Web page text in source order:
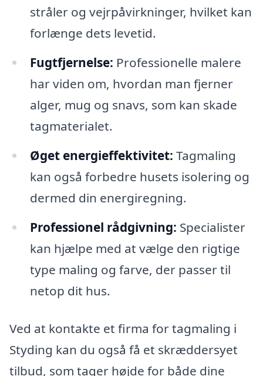
stråler og vejrpåvirkninger, hvilket kan
forlænge dets levetid.
Fugtfjernelse: Professionelle malere
har viden om, hvordan man fjerner
alger, mug og snavs, som kan skade
tagmaterialet.
Øget energieffektivitet: Tagmaling
kan også forbedre husets isolering og
dermed din energiregning.
Professionel rådgivning: Specialister
kan hjælpe med at vælge den rigtige
type maling og farve, der passer til
netop dit hus.
Ved at kontakte et firma for tagmaling i
Styding kan du også få et skræddersyet
tilbud, som tager højde for både dine